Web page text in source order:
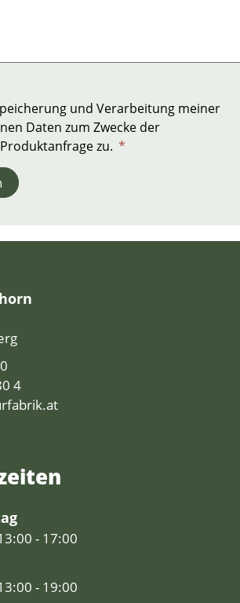
und Verarbeitung meiner
Daten zum Zwecke der
zu. *
4
- 17:00
- 19:00